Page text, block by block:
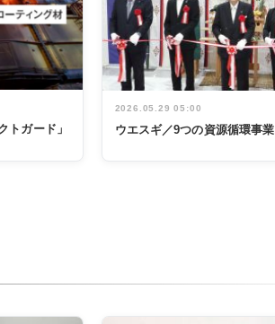
トガード」
2026.05.29 05:00
ウエスギ／9つの資源循環事業